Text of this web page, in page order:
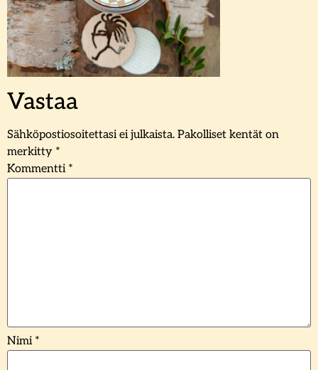
Vastaa
Sähköpostiosoitettasi ei julkaista. Pakolliset kentät on
merkitty *
Kommentti *
Nimi *